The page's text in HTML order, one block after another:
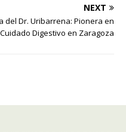
NEXT
del Dr. Uribarrena: Pionera en
Digestivo en Zaragoza